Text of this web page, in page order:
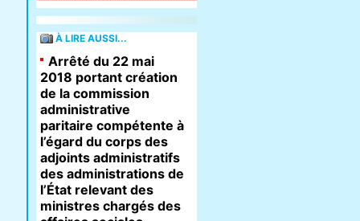
À LIRE AUSSI...
Arrêté du 22 mai
2018 portant création
de la commission
administrative
paritaire compétente à
l’égard du corps des
adjoints administratifs
des administrations de
l’État relevant des
ministres chargés des